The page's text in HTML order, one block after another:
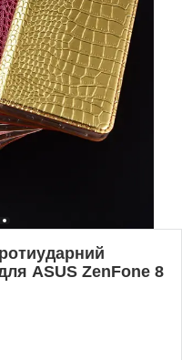
ASUS ZenFone 8